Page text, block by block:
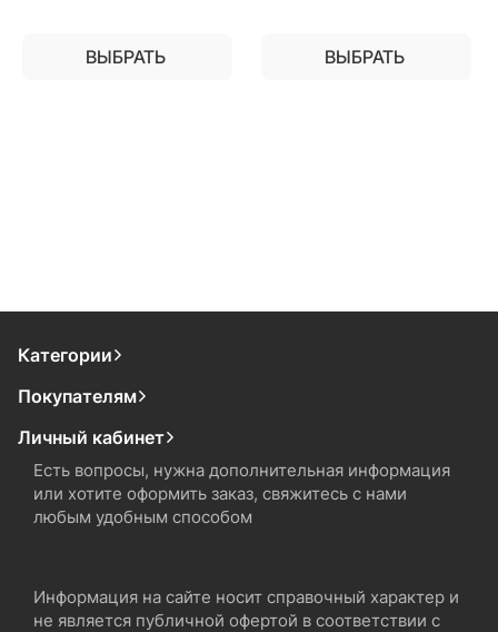
ВЫБРАТЬ ВЫБРАТЬ
Категории
Покупателям
Личный кабинет
Есть вопросы, нужна дополнительная информация
или хотите оформить заказ, свяжитесь с нами
любым удобным способом
Информация на сайте носит справочный характер и
не является публичной офертой в соответствии с